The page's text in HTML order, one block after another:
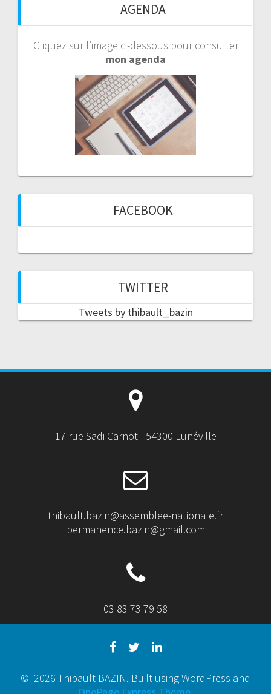
AGENDA
Cliquez sur l’image ci-dessous pour consulter
mon agenda
FACEBOOK
TWITTER
Tweets by thibault_bazin
17 rue Sadi Carnot - 54300 Lunéville
thibault.bazin@assemblee-nationale.fr
permanence.bazin@gmail.com
03 83 73 79 58
© 2026 Thibault BAZIN. Built using WordPress and